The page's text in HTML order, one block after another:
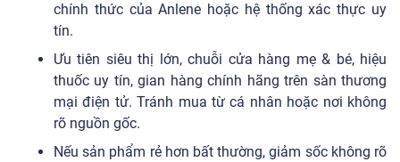
chính thức của Anlene hoặc hệ thống xác thực uy
tín.
Ưu tiên siêu thị lớn, chuỗi cửa hàng mẹ & bé, hiệu
thuốc uy tín, gian hàng chính hãng trên sàn thương
mại điện tử. Tránh mua từ cá nhân hoặc nơi không
rõ nguồn gốc.
Nếu sản phẩm rẻ hơn bất thường, giảm sốc không rõ